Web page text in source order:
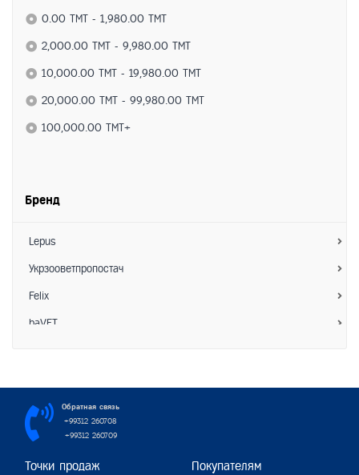
Питание
- Сухие корма
- Влажные корма
- Лакомства
Средства по уходу
- Коррекция поведения
- Гигиена
- Расчески/Фурминаторы
- Ножницы для когтей
Аксессуары
- Игрушки
0.00 TMT - 1,980.00 TMT
2,000.00 TMT - 9,980.00 TMT
10,000.00 TMT - 19,980.00 TMT
20,000.00 TMT - 99,980.00 TMT
100,000.00 TMT+
Бренд
Lepus
Укрзооветпропостач
Felix
baVET
Hoosing
Interchemie
Пижон
Обратная связь
+99312 260708
+99312 260709
Точки продаж Покупателям